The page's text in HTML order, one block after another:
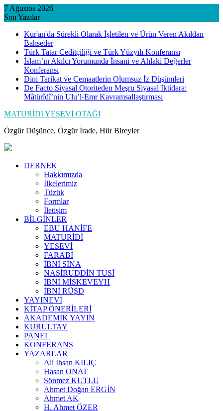
Skip
to
7 Ağustos 2026
Son Yazılar
Kur'an'da Sürekli Olarak İşletilen ve Ürün Veren Akıldan
Bahseder
Türk Tatar Ceditçiliği ve Türk Yüzyılı Konferansı
İslam’ın Akılcı Yorumunda İnsani ve Ahlaki Değerler
Konferansı
Dini Tarikat ve Cemaatlerin Olumsuz İz Düşümleri
De Facto Siyasal Otoriteden Meşru Siyasal İktidara:
Mâtürîdî’nin Ulu’l-Emr Kavramsallaştırması
MATURİDİ YESEVİ OTAĞI
Özgür Düşünce, Özgür İrade, Hür Bireyler
DERNEK
Hakkımızda
İlkelerimiz
Tüzük
Formlar
İletişim
BİLGİNLER
EBU HANİFE
MATURİDİ
YESEVİ
FARABİ
İBNİ SİNA
NASİRUDDİN TUSİ
İBNİ MİSKEVEYH
İBNİ RÜŞD
YAYINEVİ
KİTAP ÖNERİLERİ
AKADEMİK YAYIN
KURULTAY
PANEL
KONFERANS
YAZARLAR
Ali İhsan KILIÇ
Hasan ONAT
Sönmez KUTLU
Ahmet Doğan ERGİN
Ahmet AK
H. Ahmet ÖZER